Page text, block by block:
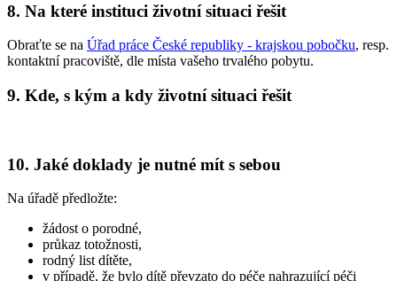
8. Na které instituci životní situaci řešit
Obraťte se na Úřad práce České republiky - krajskou pobočku, resp.
kontaktní pracoviště, dle místa vašeho trvalého pobytu.
9. Kde, s kým a kdy životní situaci řešit
10. Jaké doklady je nutné mít s sebou
Na úřadě předložte:
žádost o porodné,
průkaz totožnosti,
rodný list dítěte,
v případě, že bylo dítě převzato do péče nahrazující péči